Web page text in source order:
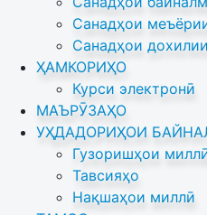
Санадҳои
Санадҳои
ҲАМКОРИҲО
Курси электронӣ
МАЪРӮЗАҲО
УҲДАДОРИҲОИ
Гузоришҳои
Тавсияҳо
Нақшаҳои миллӣ